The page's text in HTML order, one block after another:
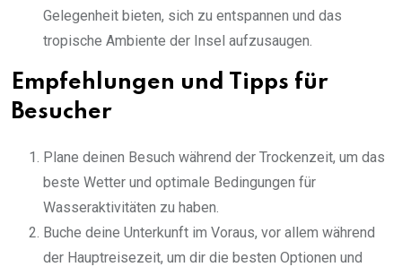
Gelegenheit bieten, sich zu entspannen und das
tropische Ambiente der Insel aufzusaugen.
Empfehlungen und Tipps für
Besucher
Plane deinen Besuch während der Trockenzeit, um das
beste Wetter und optimale Bedingungen für
Wasseraktivitäten zu haben.
Buche deine Unterkunft im Voraus, vor allem während
der Hauptreisezeit, um dir die besten Optionen und